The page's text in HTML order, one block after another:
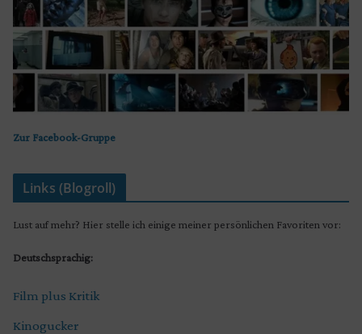
Zur Facebook-Gruppe
Links (Blogroll)
Lust auf mehr? Hier stelle ich einige meiner persönlichen Favoriten vor:
Deutschsprachig:
Film plus Kritik
Kinogucker